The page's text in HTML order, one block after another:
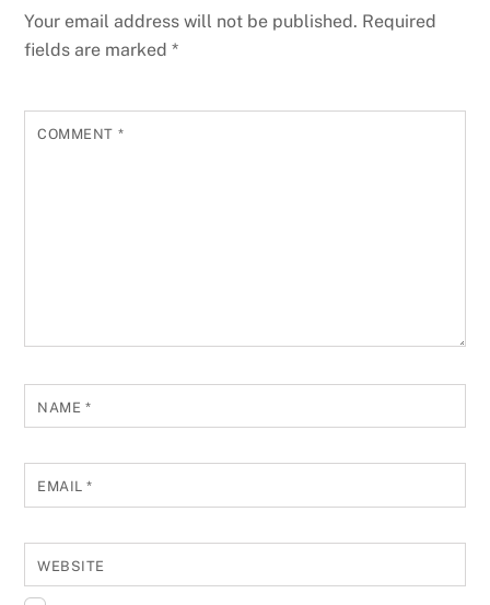
Your email address will not be published. Required
fields are marked*
COMMENT *
NAME *
EMAIL*
WEBSITE